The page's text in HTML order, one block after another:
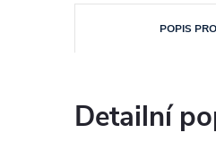
POPIS
Detailní